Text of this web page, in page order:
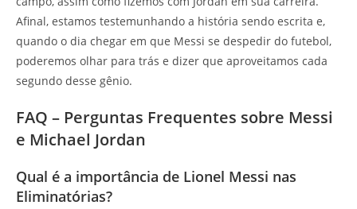
Afinal, estamos testemunhando a história sendo escrita e,
quando o dia chegar em que Messi se despedir do futebol,
poderemos olhar para trás e dizer que aproveitamos cada
segundo desse gênio.
FAQ – Perguntas Frequentes sobre Messi
e Michael Jordan
Qual é a importância de Lionel Messi nas
Eliminatórias?